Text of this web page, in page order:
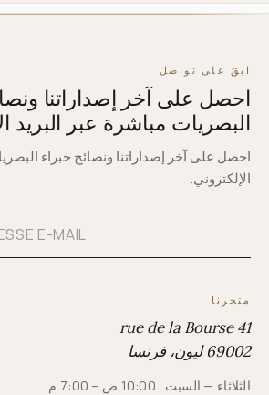
ابقَ على تواصل
احصل على آخر إصداراتنا
البصريات مباشرة عبر البريد
احصل على آخر إصداراتنا ونصائح خبراء
الإلكتروني.
متجرنا
41 rue de la Bourse
69002 ليون، فرنسا
الثلاثاء — السبت · 10:00 ص – 7:00 م